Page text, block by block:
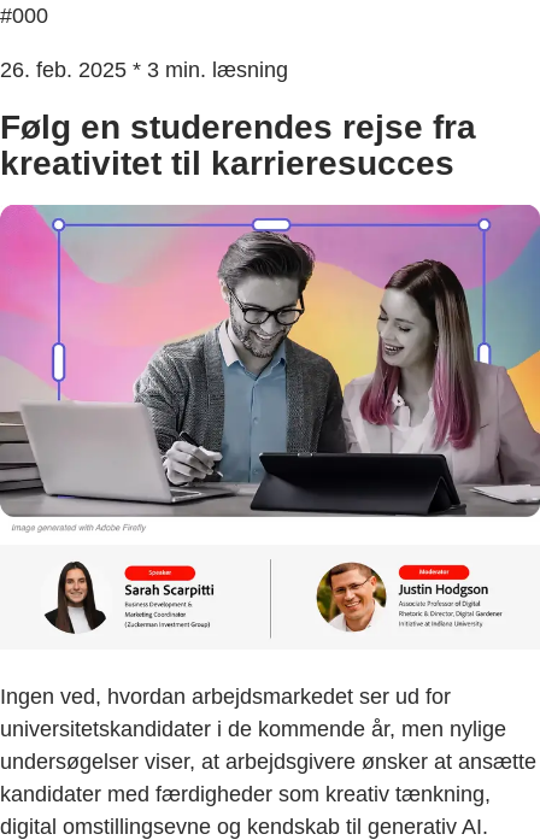
#000
26. feb. 2025 * 3 min. læsning
Følg en studerendes rejse fra
kreativitet til karrieresucces
Ingen ved, hvordan arbejdsmarkedet ser ud for
universitetskandidater i de kommende år, men nylige
undersøgelser viser, at arbejdsgivere ønsker at ansætte
kandidater med færdigheder som kreativ tænkning,
digital omstillingsevne og kendskab til generativ AI.